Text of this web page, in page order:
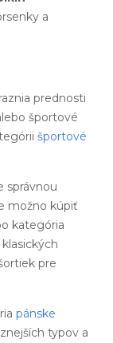
a
prednosti
športové
športové
správnou
možno kúpiť
kategória
pre
pánske
typov a